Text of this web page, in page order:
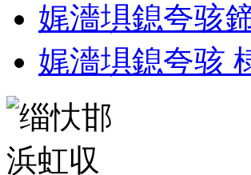
娓濇埧鎴夸骇
娓濇埧鎴夸骇